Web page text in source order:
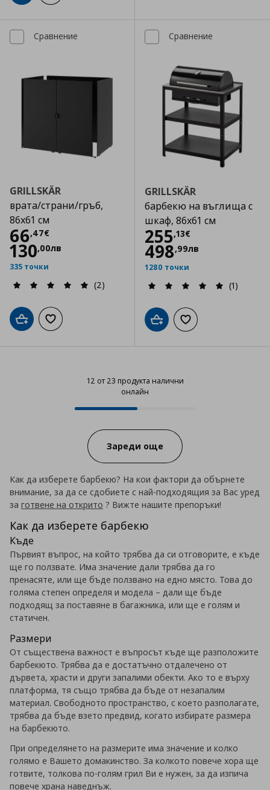
Сравнение
GRILLSKÄR
врата/страни/гръб,
86x61 см
66,47€
Цена
130,00лв
335 точки
(2)
Добави в кошницата
Добави към списъка с любими
Сравнение
GRILLSKÄR
барбекю на въглища с
шкаф, 86x61 см
255,13€
Цена
498,99лв
1280 точки
(1)
Добави в кошницата
Добави към
12 от 23 продукта налични
онлайн
12 от 23 продукта налични
Progress:
Зареди още
Как да изберете барбекю? На кои фактори да обърнете
внимание, за да се сдобиете с най-подходящия за Вас уред
за готвене на открито ? Вижте нашите препоръки!
Как да изберете барбекю
Къде
Първият въпрос, на който трябва да си отговорите, е къде
ще го ползвате. Има значение дали трябва да го
пренасяте, или ще бъде ползвано на едно място. Това до
голяма степен определя и модела – дали ще бъде
подходящ за поставяне в багажника, или ще е голям и
статичен.
Размери
От съществена важност е въпросът къде ще разположите
барбекюто. Трябва да е достатъчно отдалечено от
дървета, храсти и други запалими обекти. Ако то е върху
платформа, тя също трябва да бъде от незапалим
материал. Свободното пространство, с което разполагате,
трябва да бъде взето предвид, когато избирате размера
на барбекюто.
При определянето на размерите има значение и колко
голямо е Вашето домакинство. За колкото повече хора ще
готвите, толкова по-голям грил Ви е нужен, за да изпича
повече храна наведнъж.